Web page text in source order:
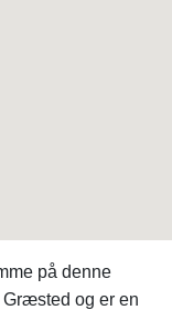
på denne
og er en